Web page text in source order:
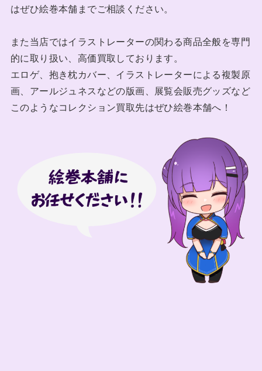
はぜひ絵巻本舗までご相談ください。
また当店ではイラストレーターの関わる商品全般を専門
的に取り扱い、高価買取しております。
エロゲ、抱き枕カバー、イラストレーターによる複製原
画、アールジュネスなどの版画、展覧会販売グッズなど
このようなコレクション買取先はぜひ絵巻本舗へ！